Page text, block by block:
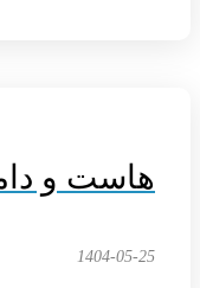
هاست و
1404-05-25